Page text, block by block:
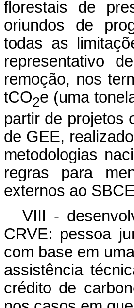
florestais de
oriundos de
todas as
representativo
remoção, nos
tCO2e (uma
partir de projetos
de GEE,
metodologias
regras para
externos ao
VIII -
CRVE: pessoa
com base em
assistência
crédito de